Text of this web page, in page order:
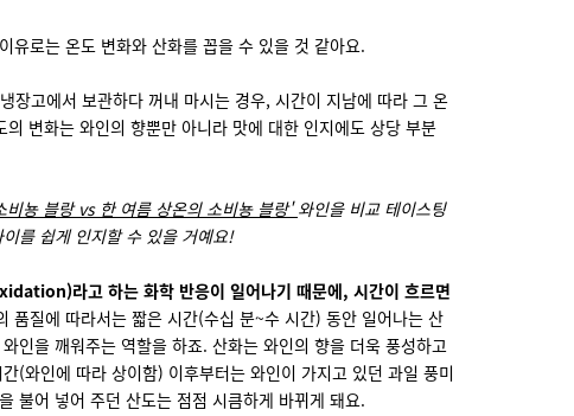
유로는 온도 변화와 산화를 꼽을 수 있을 것 같아요.
장고에서 보관하다 꺼내 마시는 경우, 시간이 지남에 따라 그 온
변화는 와인의 향뿐만 아니라 맛에 대한 인지에도 상당 부분
비뇽 블랑 vs 한 여름 상온의 소비뇽 블랑'와인을 비교 테이스팅
를 쉽게 인지할 수 있을 거예요!
라고 하는 화학 반응이 일어나기 때문에, 시간이 흐르면
품질에 따라서는 짧은 시간(수십 분~수 시간) 동안 일어나는 산
인을 깨워주는 역할을 하죠. 산화는 와인의 향을 더욱 풍성하고
(와인에 따라 상이함) 이후부터는 와인이 가지고 있던 과일 풍미
불어 넣어 주던 산도는 점점 시큼하게 바뀌게 돼요.